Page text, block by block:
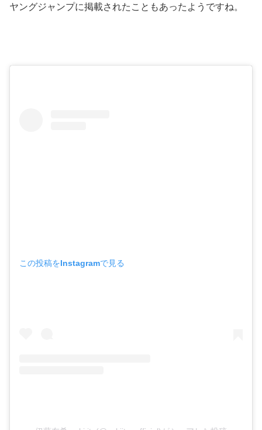
ヤングジャンプに掲載されたこともあったようですね。
この投稿をInstagramで見る